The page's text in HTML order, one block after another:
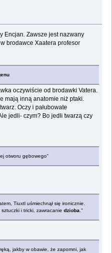
Encjan. Zawsze jest nazwany
brodawce Xaatera profesor
oczywiście od brodawki Vatera.
mają inną anatomie niż ptaki.
Oczy i pałubowate
jedli- czym? Bo jedli twarzą czy
otworu gębowego"
Tiuxtl uśmiechnął się ironicznie.
sztuczki i tricki, zawracaniedzioba."
jakby w obawie, że zapomni, jak